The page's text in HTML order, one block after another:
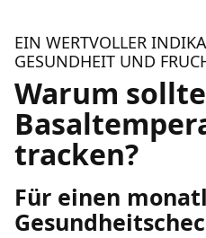
EIN WERTVOLLER
GESUNDHEIT UND
Warum
tracken?
Für einen